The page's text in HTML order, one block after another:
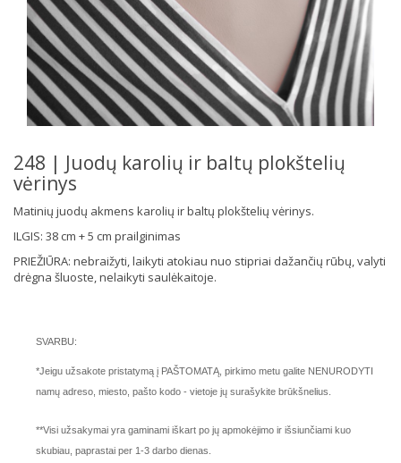
248 | Juodų karolių ir baltų plokštelių
vėrinys
Matinių juodų akmens karolių ir baltų plokštelių vėrinys.
ILGIS: 38 cm + 5 cm prailginimas
PRIEŽIŪRA: nebraižyti, laikyti atokiau nuo stipriai dažančių rūbų, valyti
drėgna šluoste, nelaikyti saulėkaitoje.
SVARBU:
*Jeigu užsakote pristatymą į PAŠTOMATĄ, pirkimo metu galite NENURODYTI
namų adreso, miesto, pašto kodo - vietoje jų surašykite brūkšnelius.
**Visi užsakymai yra gaminami iškart po jų apmokėjimo ir išsiunčiami kuo
skubiau, paprastai per 1-3 darbo dienas.